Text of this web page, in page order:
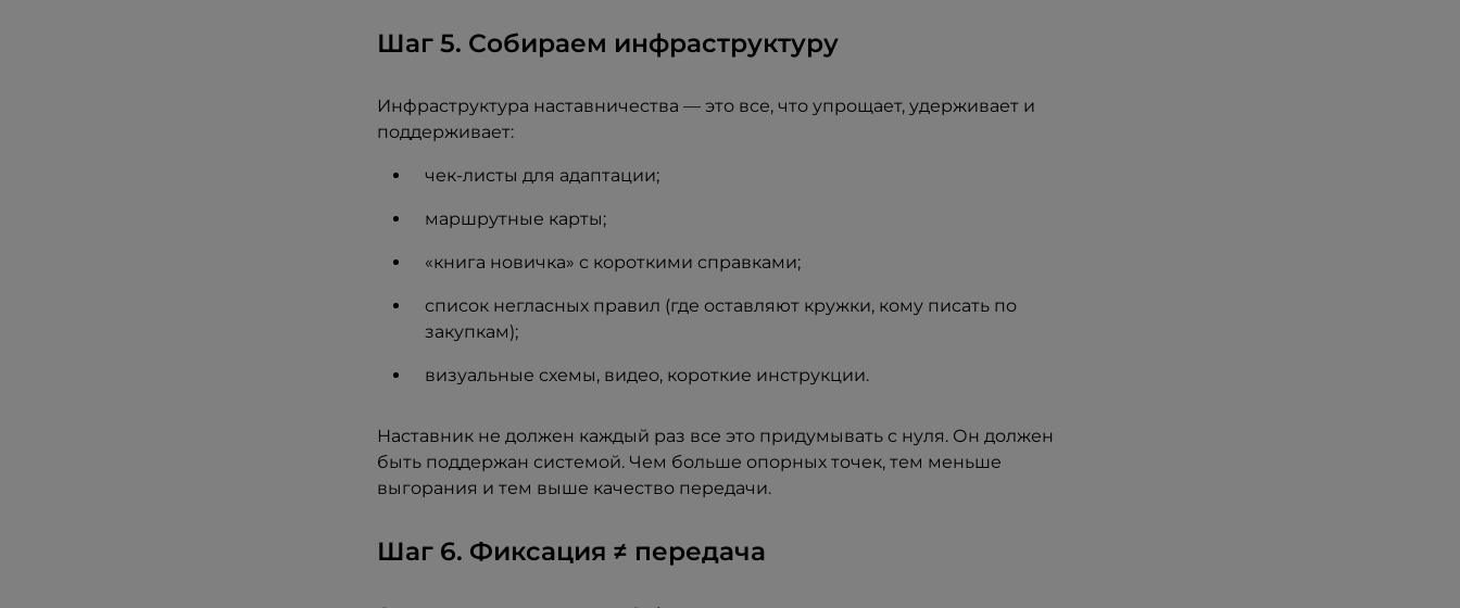
Шаг 5. Собираем инфраструктуру
Инфраструктура наставничества — это все, что упрощает, удерживает и
поддерживает:
чек-листы для адаптации;
маршрутные карты;
«книга новичка» с короткими справками;
список негласных правил (где оставляют кружки, кому писать по
закупкам);
визуальные схемы, видео, короткие инструкции.
Наставник не должен каждый раз все это придумывать с нуля. Он должен
быть поддержан системой. Чем больше опорных точек, тем меньше
выгорания и тем выше качество передачи.
Шаг 6. Фиксация ≠ передача